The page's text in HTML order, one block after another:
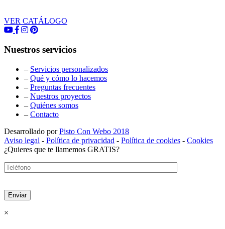
VER CATÁLOGO
Nuestros servicios
– Servicios personalizados
– Qué y cómo lo hacemos
– Preguntas frecuentes
– Nuestros proyectos
– Quiénes somos
– Contacto
Desarrollado porPisto Con Webo 2018
Aviso legal - Política de privacidad - Política de cookies - Cookies
¿Quieres que te llamemos GRATIS?
×